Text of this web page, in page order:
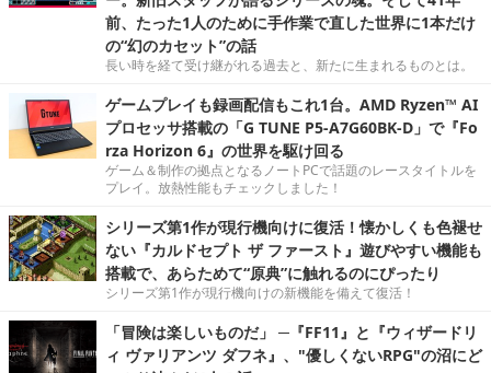
前、たった1人のために手作業で直した世界に1本だけ
の“幻のカセット”の話
長い時を経て受け継がれる過去と、新たに生まれるものとは。
ゲームプレイも録画配信もこれ1台。AMD Ryzen™ AI
プロセッサ搭載の「G TUNE P5-A7G60BK-D」で『Fo
rza Horizon 6』の世界を駆け回る
ゲーム＆制作の拠点となるノートPCで話題のレースタイトルを
プレイ。放熱性能もチェックしました！
シリーズ第1作が現行機向けに復活！懐かしくも色褪せ
ない『カルドセプト ザ ファースト』遊びやすい機能も
搭載で、あらためて“原典”に触れるのにぴったり
シリーズ第1作が現行機向けの新機能を備えて復活！
「冒険は楽しいものだ」 ─『FF11』と『ウィザードリ
ィ ヴァリアンツ ダフネ』、"優しくないRPG"の沼にど